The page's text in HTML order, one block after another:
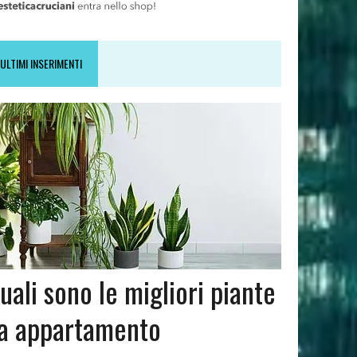
ULTIMI INSERIMENTI
sono le migliori piante
appartamento